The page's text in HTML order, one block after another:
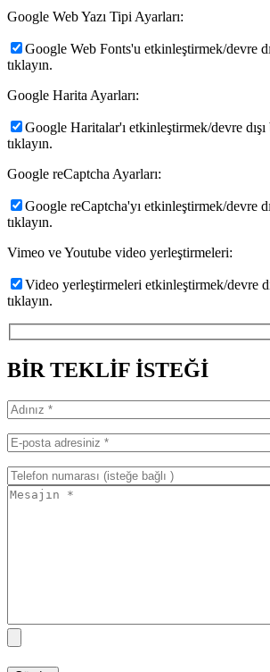
Google Web Yazı Tipi Ayarları:
Google Web Fonts'u etkinleştirmek/devre
tıklayın.
Google Harita Ayarları:
Google Haritalar'ı etkinleştirmek/devre dışı
tıklayın.
Google reCaptcha Ayarları:
Google reCaptcha'yı etkinleştirmek/devre
tıklayın.
Vimeo ve Youtube video yerleştirmeleri:
Video yerleştirmeleri etkinleştirmek/devre
tıklayın.
BİR TEKLİF İSTEĞİ